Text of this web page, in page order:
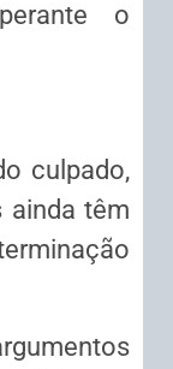
o
culpado,
ainda têm